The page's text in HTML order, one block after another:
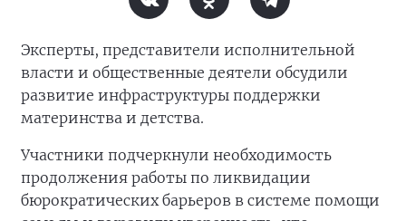
Эксперты, представители исполнительной
власти и общественные деятели обсудили
развитие инфраструктуры поддержки
материнства и детства.
Участники подчеркнули необходимость
продолжения работы по ликвидации
бюрократических барьеров в системе помощи